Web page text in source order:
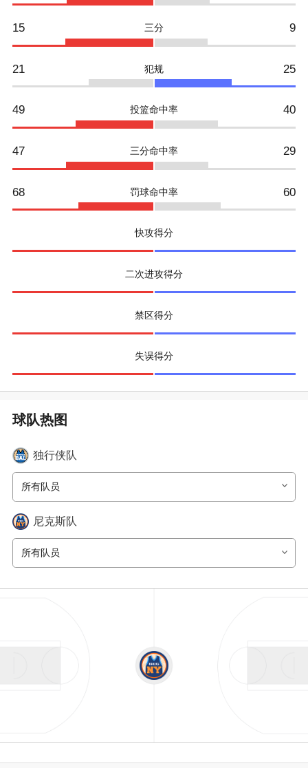
15 三分 9
21 犯规 25
49 投篮命中率 40
47 三分命中率 29
68 罚球命中率 60
快攻得分
二次进攻得分
禁区得分
失误得分
独行侠队
所有队员
尼克斯队
所有队员
球队热图